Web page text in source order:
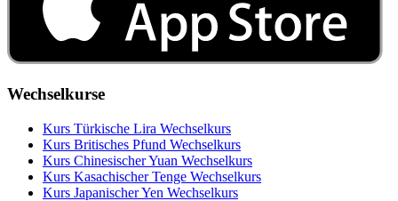
Wechselkurse
Kurs Türkische Lira Wechselkurs
Kurs Britisches Pfund Wechselkurs
Kurs Chinesischer Yuan Wechselkurs
Kurs Kasachischer Tenge Wechselkurs
Kurs Japanischer Yen Wechselkurs